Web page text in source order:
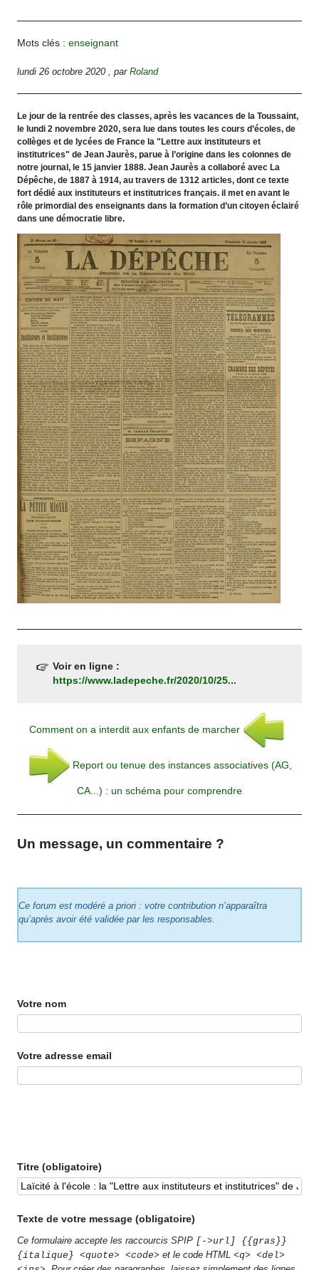
Mots clés :enseignant
lundi 26 octobre 2020 ,parRoland
Le jour de la rentrée des classes, après les vacances de la Toussaint,
le lundi 2 novembre 2020, sera lue dans toutes les cours d’écoles, de
collèges et de lycées de France la "Lettre aux instituteurs et
institutrices" de Jean Jaurès, parue à l’origine dans les colonnes de
notre journal, le 15 janvier 1888. Jean Jaurès a collaboré avec La
Dépêche, de 1887 à 1914, au travers de 1312 articles, dont ce texte
fort dédié aux instituteurs et institutrices français. il met en avant le
rôle primordial des enseignants dans la formation d’un citoyen éclairé
dans une démocratie libre.
Voir en ligne :
https://www.ladepeche.fr/2020/10/25...
Comment on a interdit aux enfants de marcher
Report ou tenue des instances associatives (AG,
CA...) : un schéma pour comprendre
Un message, un commentaire ?
Ce forum est modéré a priori : votre contribution n’apparaîtra
qu’après avoir été validée par les responsables.
Votre nom
Votre adresse email
Titre (obligatoire)
Texte de votre message (obligatoire)
Ce formulaire accepte les raccourcis SPIP [->url] {{gras}}
{italique} <quote> <code> et le code HTML<q> <del>